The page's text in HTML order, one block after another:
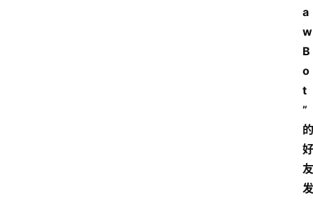
a
w
B
o
t
”
的
好
友
发